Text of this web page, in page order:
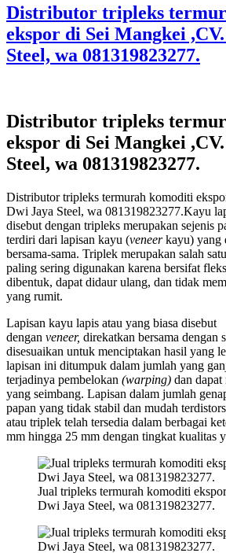
Distributor tripleks
ekspor di Sei Mangkei
Steel, wa 081319823277.
Distributor tripleks
ekspor di Sei Mangkei
Steel, wa 081319823277.
Distributor tripleks termurah komoditi
Dwi Jaya Steel, wa 081319823277.Kayu
disebut dengan tripleks merupakan sejenis
terdiri dari lapisan kayu (veneerkayu) yang
bersama-sama. Triplek merupakan salah
paling sering digunakan karena bersifat
dibentuk, dapat didaur ulang, dan tidak
yang rumit.
Lapisan kayu lapis atau yang biasa disebut
dengan veneer, direkatkan bersama dengan
disesuaikan untuk menciptakan hasil yang
lapisan ini ditumpuk dalam jumlah yang
terjadinya pembelokan (warping) dan
yang seimbang. Lapisan dalam jumlah
papan yang tidak stabil dan mudah
atau triplek telah tersedia dalam berbagai
mm hingga 25 mm dengan tingkat kualitas
Jual tripleks termurah komoditi
Dwi Jaya Steel, wa 081319823277.